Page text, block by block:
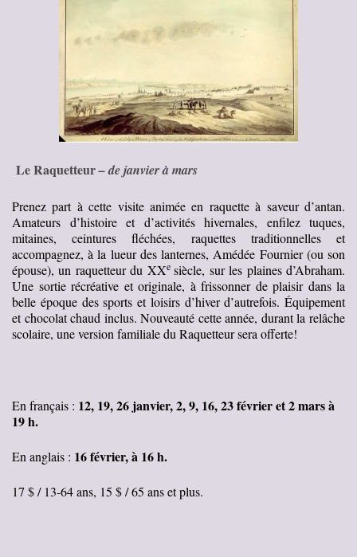
Le Raquetteur– dejanvier à mars
Prenez part à cette visite animée en raquette à saveur d’antan.
Amateurs d’histoire et d’activités hivernales, enfilez tuques,
mitaines, ceintures fléchées, raquettes traditionnelles et
accompagnez, à la lueur des lanternes, Amédée Fournier (ou son
épouse), un raquetteur du XXe siècle, sur les plaines d’Abraham.
Une sortie récréative et originale, à frissonner de plaisir dans la
belle époque des sports et loisirs d’hiver d’autrefois. Équipement
et chocolat chaud inclus. Nouveauté cette année, durant la relâche
scolaire, une version familiale du Raquetteur sera offerte!
En français : 12, 19, 26 janvier, 2, 9, 16, 23 févrieret 2 mars à
19 h.
En anglais : 16 février, à 16 h.
17 $ / 13-64 ans, 15 $ / 65 ans et plus.